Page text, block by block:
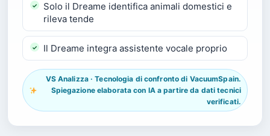
Solo il Dreame identifica animali domestici e
rileva tende
Il Dreame integra assistente vocale proprio
VS Analizza · Tecnologia di confronto di VacuumSpain.
Spiegazione elaborata con IA a partire da dati tecnici
verificati.